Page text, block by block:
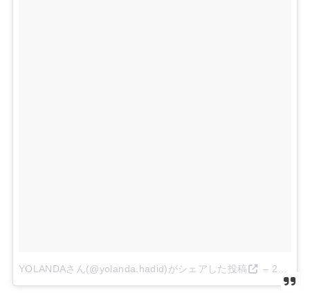
YOLANDAさん(@yolanda.hadid)がシェアした投稿 – 2017 11月 8 4:54午前 PST